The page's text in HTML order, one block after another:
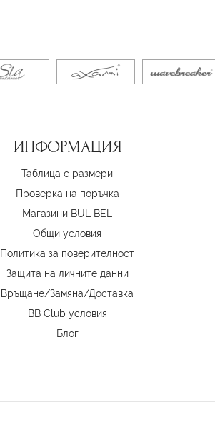
ИНФОРМАЦИЯ
Таблица с размери
Проверка на поръчка
Магазини BUL BEL
Oбщи условия
Политика за поверителност
Защита на личните данни
Връщане/Замяна/Доставка
BB Club условия
Блог